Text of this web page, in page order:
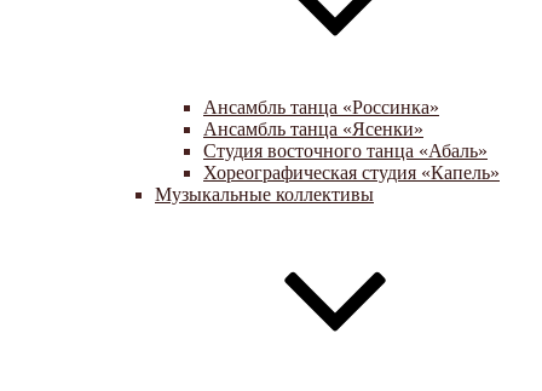
Ансамбль танца «Россинка»
Ансамбль танца «Ясенки»
Студия восточного танца «Абаль»
Хореографическая студия «Капель»
Музыкальные коллективы